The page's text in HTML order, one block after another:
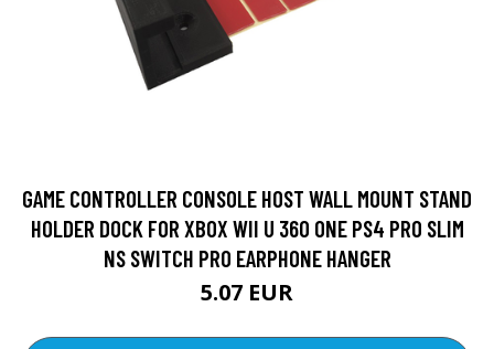
GAME CONTROLLER CONSOLE HOST WALL MOUNT STAND
HOLDER DOCK FOR XBOX WII U 360 ONE PS4 PRO SLIM
NS SWITCH PRO EARPHONE HANGER
5.07 EUR